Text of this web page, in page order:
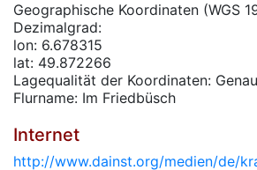
Geographische Koordinaten (WGS
Dezimalgrad:
lon: 6.678315
lat: 49.872266
Lagequalität der Koordinaten: Genau
Flurname: Im Friedbüsch
Internet
http://www.dainst.org/medien/de/